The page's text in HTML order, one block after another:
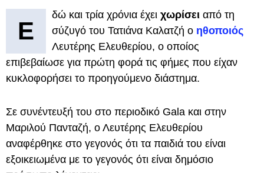
Ε
δώ και τρία χρόνια έχει χωρίσει από τη
σύζυγό του Τατιάνα Καλατζή ο ηθοποιός
Λευτέρης Ελευθερίου, ο οποίος
επιβεβαίωσε για πρώτη φορά τις φήμες που είχαν
κυκλοφορήσει το προηγούμενο διάστημα.
Σε συνέντευξή του στο περιοδικό Gala και στην
Μαριλού Πανταζή, ο Λευτέρης Ελευθερίου
αναφέρθηκε στο γεγονός ότι τα παιδιά του είναι
εξοικειωμένα με το γεγονός ότι είναι δημόσιο